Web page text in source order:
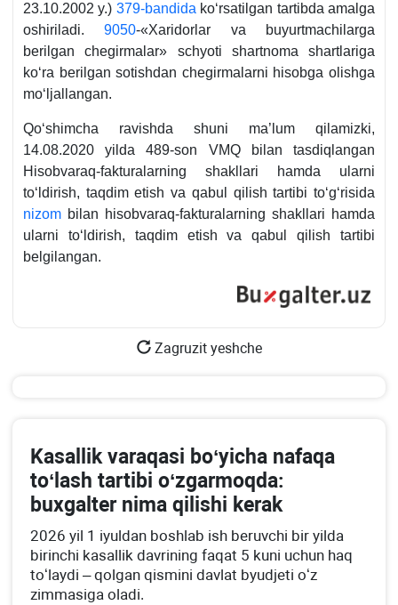
23.10.2002 y.) 379-bandida koʻrsatilgan tartibda amalga
oshiriladi.9050-«Xaridorlar va buyurtmachilarga
berilgan chegirmalar» schyoti shartnoma shartlariga
koʻra berilgan sotishdan chegirmalarni hisobga olishga
moʻljallangan.
Qoʻshimcha ravishda shuni ma’lum qilamizki,
14.08.2020 yilda 489-son VMQ bilan tasdiqlangan
Hisobvaraq-fakturalarning shakllari hamda ularni
toʻldirish, taqdim etish va qabul qilish tartibi toʻgʻrisida
nizom bilan hisobvaraq-fakturalarning shakllari hamda
ularni toʻldirish, taqdim etish va qabul qilish tartibi
belgilangan.
Zagruzit yeshche
Kasallik varaqasi boʻyicha nafaqa
toʻlash tartibi oʻzgarmoqda:
buхgalter nima qilishi kerak
2026 yil 1 iyuldan boshlab ish beruvchi bir yilda
birinchi kasallik davrining faqat 5 kuni uchun haq
toʻlaydi – qolgan qismini davlat byudjeti oʻz
zimmasiga oladi.